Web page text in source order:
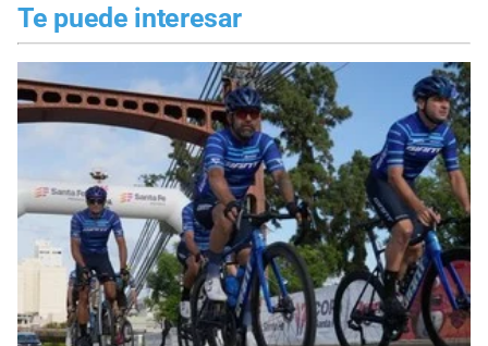
Te puede interesar